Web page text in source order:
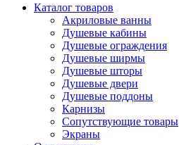
Каталог товаров
Акриловые ванны
Душевые кабины
Душевые ограждения
Душевые ширмы
Душевые шторы
Душевые двери
Душевые поддоны
Карнизы
Сопутствующие товары
Экраны